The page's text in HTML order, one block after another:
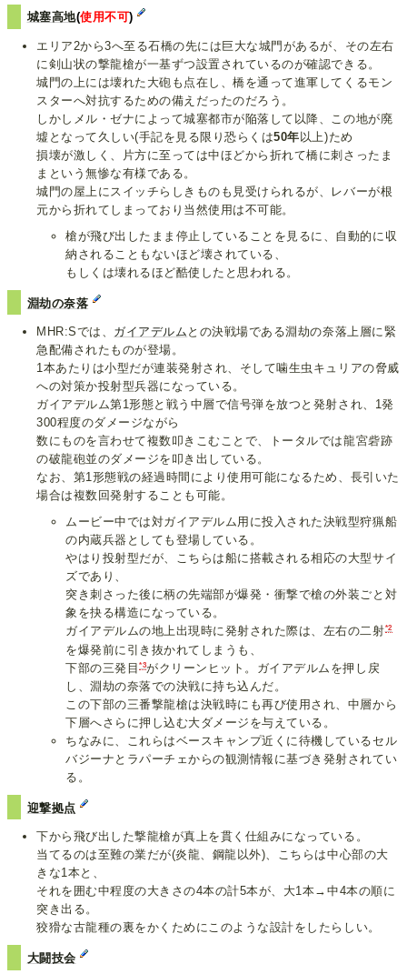
城塞高地(使用不可)
エリア2から3へ至る石橋の先には巨大な城門があるが、その左右
に剣山状の撃龍槍が一基ずつ設置されているのが確認できる。
城門の上には壊れた大砲も点在し、橋を通って進軍してくるモン
スターへ対抗するための備えだったのだろう。
しかしメル・ゼナによって城塞都市が陥落して以降、この地が廃
墟となって久しい(手記を見る限り恐らくは50年 以上)ため
損壊が激しく、片方に至っては中ほどから折れて橋に刺さったま
まという無惨な有様である。
城門の屋上にスイッチらしきものも見受けられるが、レバーが根
元から折れてしまっており当然使用は不可能。
槍が飛び出したまま停止していることを見るに、自動的に収
納されることもないほど壊されている、
もしくは壊れるほど酷使したと思われる。
淵劫の奈落
MHR:Sでは、 ガイアデルム との決戦場である淵劫の奈落上層に緊
急配備されたものが登場。
1本あたりは小型だが連装発射され、そして噛生虫キュリアの脅威
への対策か投射型兵器になっている。
ガイアデルム第1形態と戦う中層で信号弾を放つと発射され、1発
300程度のダメージながら
数にものを言わせて複数叩きこむことで、トータルでは龍宮砦跡
の破龍砲並のダメージを叩き出している。
なお、第1形態戦の経過時間により使用可能になるため、長引いた
場合は複数回発射することも可能。
ムービー中では対ガイアデルム用に投入された決戦型狩猟船
の内蔵兵器としても登場している。
やはり投射型だが、こちらは船に搭載される相応の大型サイ
ズであり、
突き刺さった後に柄の先端部が爆発・衝撃で槍の外装ごと対
象を抉る構造になっている。
ガイアデルムの地上出現時に発射された際は、左右の二射*2
を爆発前に引き抜かれてしまうも、
下部の三発目*3がクリーンヒット。ガイアデルムを押し戻
し、淵劫の奈落での決戦に持ち込んだ。
この下部の三番撃龍槍は決戦時にも再び使用され、中層から
下層へさらに押し込む大ダメージを与えている。
ちなみに、これらはベースキャンプ近くに待機しているセル
バジーナとラパーチェからの観測情報に基づき発射されてい
る。
迎撃拠点
下から飛び出した撃龍槍が真上を貫く仕組みになっている。
当てるのは至難の業だが(炎龍、鋼龍以外)、こちらは中心部の大
きな1本と、
それを囲む中程度の大きさの4本の計5本が、大1本→中4本の順に
突き出る。
狡猾な古龍種の裏をかくためにこのような設計をしたらしい。
大闘技会